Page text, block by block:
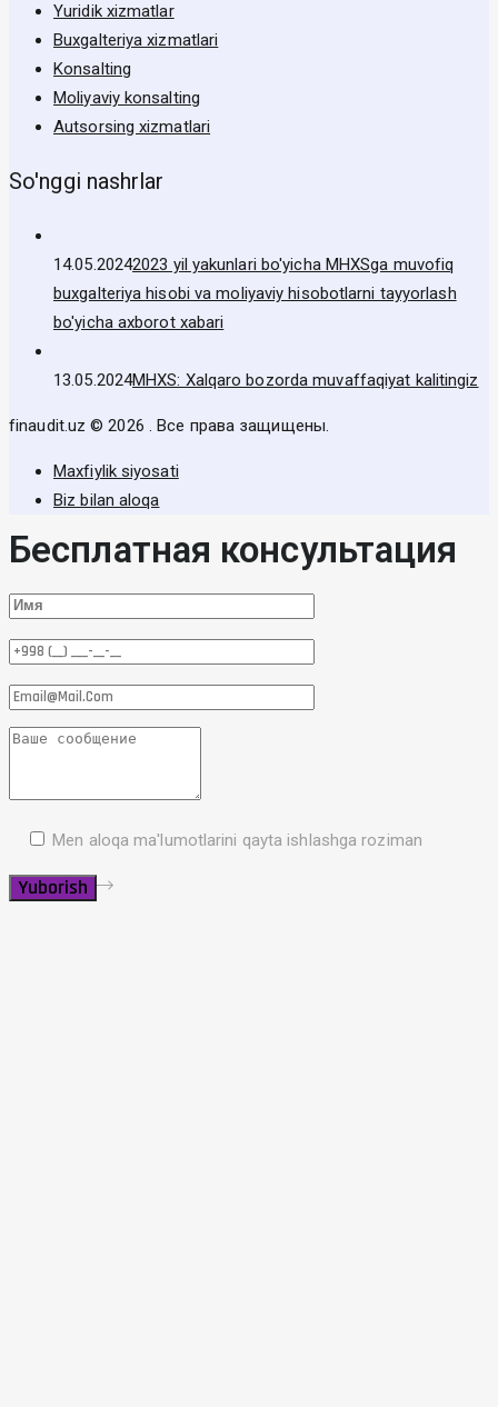
Yuridik xizmatlar
Buxgalteriya xizmatlari
Konsalting
Moliyaviy konsalting
Autsorsing xizmatlari
So'nggi nashrlar
14.05.20242023 yil yakunlari bo'yicha MHXSga muvofiq
buxgalteriya hisobi va moliyaviy hisobotlarni tayyorlash
bo'yicha axborot xabari
13.05.2024MHXS: Xalqaro bozorda muvaffaqiyat kalitingiz
finaudit.uz © 2026 . Все права защищены.
Maxfiylik siyosati
Biz bilan aloqa
Бесплатная консультация
Men aloqa ma'lumotlarini qayta ishlashga roziman